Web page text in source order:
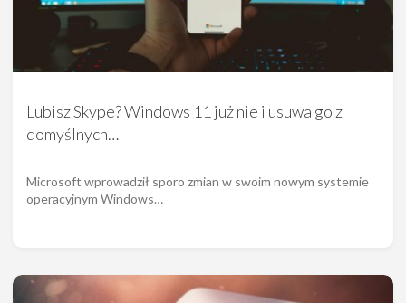
Lubisz Skype? Windows 11 już nie i usuwa go z
domyślnych…
Microsoft wprowadził sporo zmian w swoim nowym systemie
operacyjnym Windows…